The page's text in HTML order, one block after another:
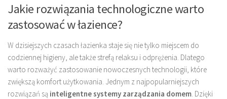
Jakie rozwiązania technologiczne warto
zastosować w łazience?
W dzisiejszych czasach łazienka staje się nie tylko miejscem do
codziennej higieny, ale także strefą relaksu i odprężenia. Dlatego
warto rozważyć zastosowanie nowoczesnych technologii, które
zwiększą komfort użytkowania. Jednym z najpopularniejszych
rozwiązań są inteligentne systemy zarządzania domem . Dzięki